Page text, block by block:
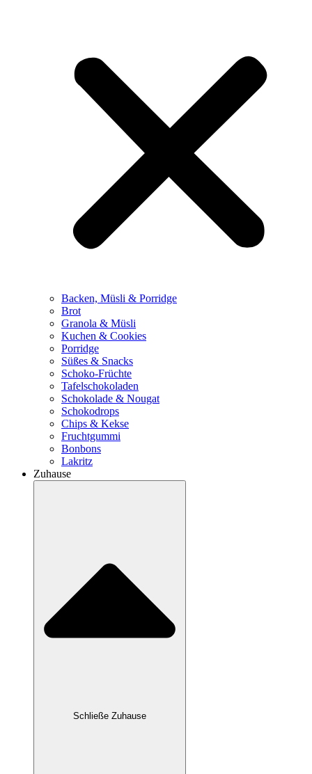
Backen, Müsli & Porridge
Brot
Granola & Müsli
Kuchen & Cookies
Porridge
Süßes & Snacks
Schoko-Früchte
Tafelschokoladen
Schokolade & Nougat
Schokodrops
Chips & Kekse
Fruchtgummi
Bonbons
Lakritz
Zuhause
Schließe Zuhause